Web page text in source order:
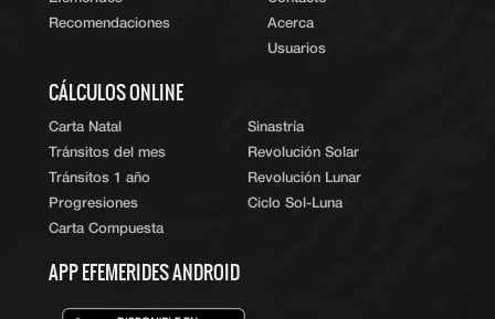
Recomendaciones
Acerca
Usuarios
CÁLCULOS ONLINE
Carta Natal
Tránsitos del mes
Tránsitos 1 año
Progresiones
Carta Compuesta
Sinastría
Revolución Solar
Revolución Lunar
Ciclo Sol-Luna
APP EFEMERIDES ANDROID